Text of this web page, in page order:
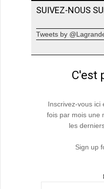
SUIVEZ-NOUS
Tweets by
C'est
Inscrivez-vous ici
fois par mois une
les
Sign up